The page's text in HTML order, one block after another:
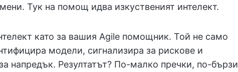
Тук на помощ идва изкуственият интелект.
като за вашия Agile помощник. Той не само
модели, сигнализира за рискове и
напредък. Резултатът? По-малко пречки, по-бързи